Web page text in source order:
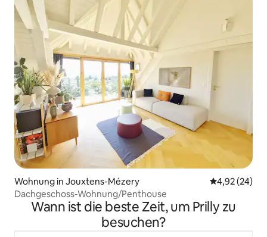
Wohnung in Jouxtens-Mézery
4,92 (24)
Dachgeschoss-Wohnung/Penthouse
Wann ist die beste Zeit, um Prilly zu
besuchen?